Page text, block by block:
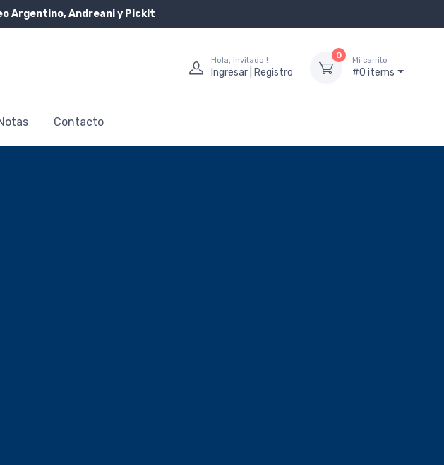
Argentino, Andreani y PickIt
Hola, invitado !
Ingresar | Registro
0
Mi carrito
#0 items
Contacto